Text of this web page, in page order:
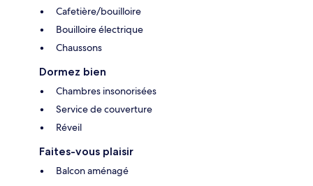
Cafetière/bouilloire
Bouilloire électrique
Chaussons
Dormez bien
Chambres insonorisées
Service de couverture
Réveil
Faites-vous plaisir
Balcon aménagé